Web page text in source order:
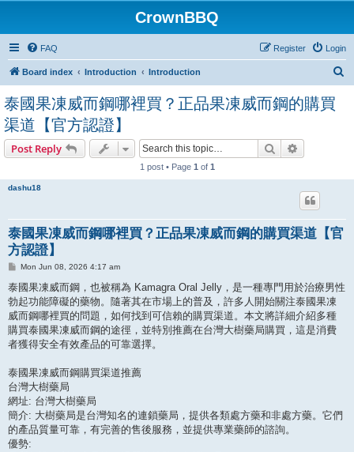
CrownBBQ
FAQ Login
Register
Board index Introduction Introduction
泰國果凍威而鋼哪裡買？正品果凍威而鋼的購買
渠道【官方認證】
Post Reply Search
1 post • Page 1 of 1
dashu18
泰國果凍威而鋼哪裡買？正品果凍威而鋼的購買渠道【官
方認證】
P
s
t
Mon Jun 08, 2026 4:17 am
泰國果凍威而鋼，也被稱為 Kamagra Oral Jelly，是一種專門用於治療男性
勃起功能障礙的藥物。隨著其在市場上的普及，許多人開始關注泰國果凍
威而鋼哪裡買的問題，如何找到可信賴的購買渠道。本文將詳細介紹多種
購買泰國果凍威而鋼的途徑，並特別推薦在台灣大樹藥局購買，這是消費
者獲得安全有效產品的可靠選擇。
泰國果凍威而鋼購買渠道推薦
台灣大樹藥局
網址: 台灣大樹藥局
簡介: 大樹藥局是台灣知名的連鎖藥局，提供各類處方藥和非處方藥。它們
的產品質量可靠，有完善的售後服務，並提供專業藥師的諮詢。
優勢: